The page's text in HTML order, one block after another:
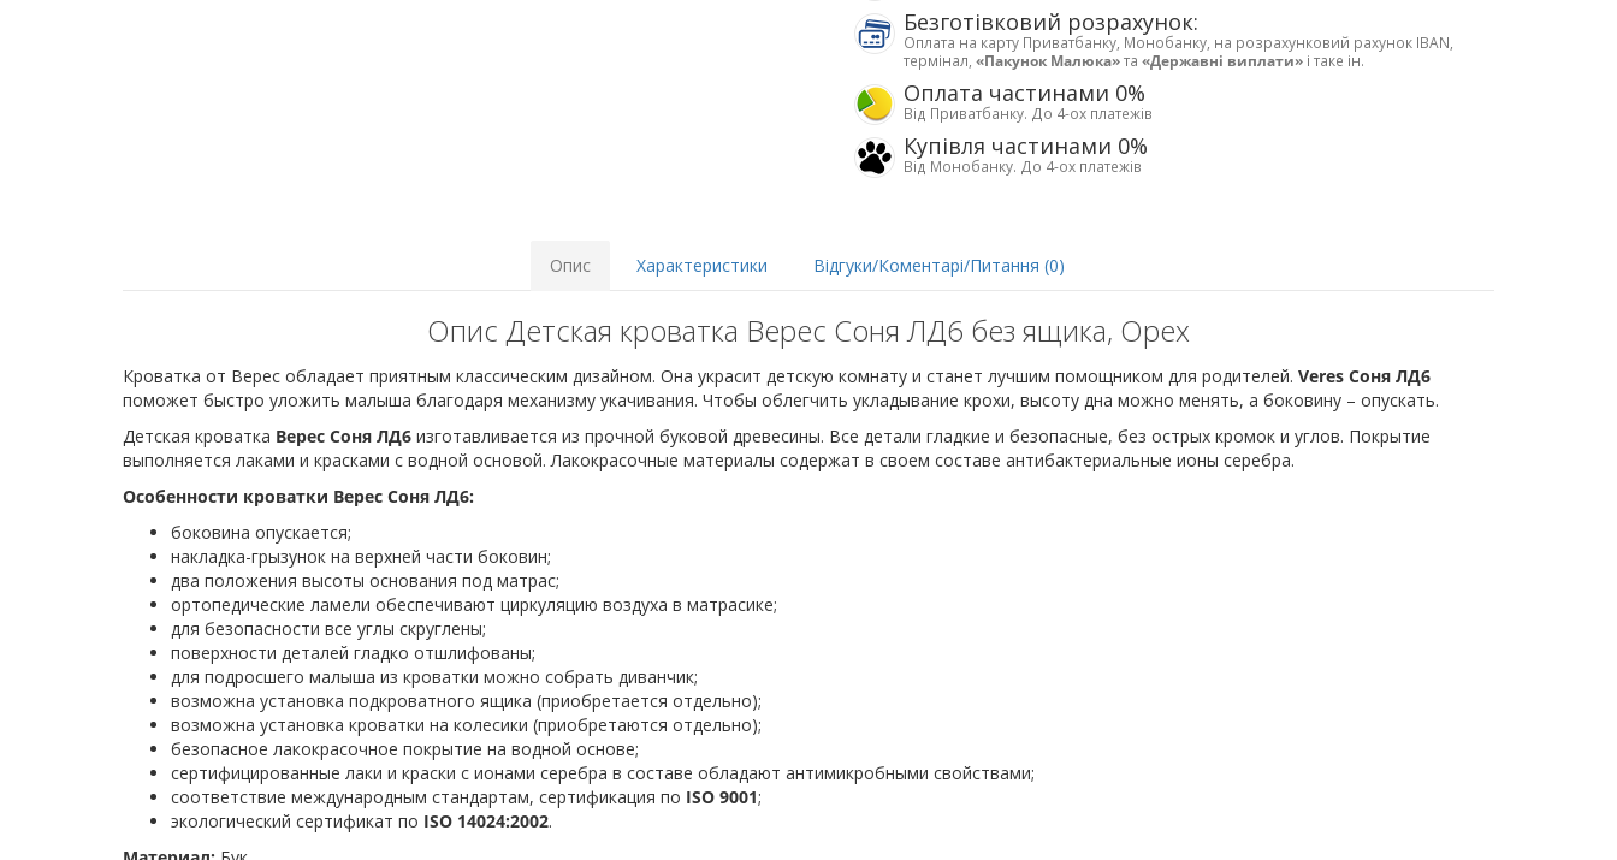
Безготівковий розрахунок:
Оплата на карту Приватбанку, Монобанку, на розрахунковий рахунок IBAN,
термінал, «Пакунок Малюка»та «Державні виплати» і таке ін.
Оплата частинами 0%
Від Приватбанку. До 4-ох платежів
Купівля частинами 0%
Від Монобанку. До 4-ох платежів
Опис Характеристики Відгуки/Коментарі/Питання (0)
Опис Детская кроватка Верес Соня ЛД6 без ящика, Орех
Кроватка от Верес обладает приятным классическим дизайном. Она украсит детскую комнату и станет лучшим помощником для родителей. Veres Соня ЛД6
поможет быстро уложить малыша благодаря механизму укачивания. Чтобы облегчить укладывание крохи, высоту дна можно менять, а боковину – опускать.
Детская кроватка Верес Соня ЛД6 изготавливается из прочной буковой древесины. Все детали гладкие и безопасные, без острых кромок и углов. Покрытие
выполняется лаками и красками с водной основой. Лакокрасочные материалы содержат в своем составе антибактериальные ионы серебра.
Особенности кроватки Верес Соня ЛД6:
боковина опускается;
накладка-грызунок на верхней части боковин;
два положения высоты основания под матрас;
ортопедические ламели обеспечивают циркуляцию воздуха в матрасике;
для безопасности все углы скруглены;
поверхности деталей гладко отшлифованы;
для подросшего малыша из кроватки можно собрать диванчик;
возможна установка подкроватного ящика (приобретается отдельно);
возможна установка кроватки на колесики (приобретаются отдельно);
безопасное лакокрасочное покрытие на водной основе;
сертифицированные лаки и краски с ионами серебра в составе обладают антимикробными свойствами;
соответствие международным стандартам, сертификация по ISO 9001;
экологический сертификат по ISO 14024:2002.